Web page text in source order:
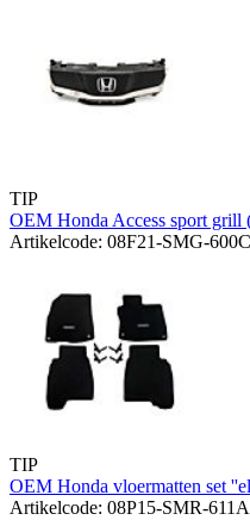
TIP
OEM Honda Access sport grill
Artikelcode: 08F21-SMG-600C
TIP
OEM Honda vloermatten set
Artikelcode: 08P15-SMR-611A